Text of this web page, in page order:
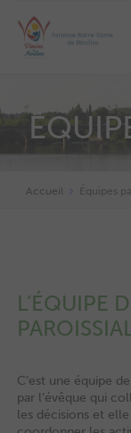
Accueil Équipes
L’ÉQUIPE
C’est une équipe
par l’évêque qui
les décisions et